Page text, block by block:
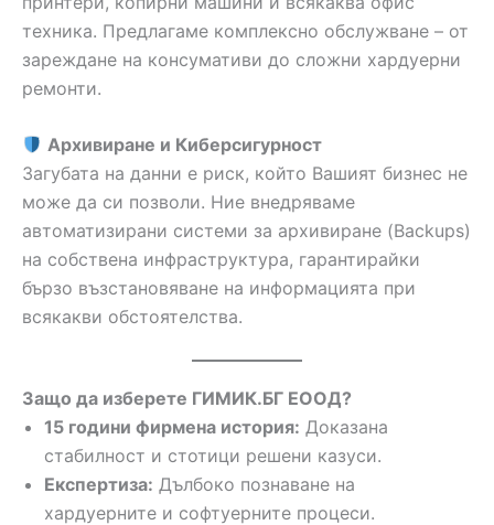
техника. Предлагаме комплексно обслужване – от
зареждане на консумативи до сложни хардуерни
ремонти.
Архивиране и Киберсигурност
Загубата на данни е риск, който Вашият бизнес не
може да си позволи. Ние внедряваме
автоматизирани системи за архивиране (Backups)
на собствена инфраструктура, гарантирайки
бързо възстановяване на информацията при
всякакви обстоятелства.
Защо да изберете ГИМИК.БГ ЕООД?
15 години фирмена история: Доказана
стабилност и стотици решени казуси.
Експертиза: Дълбоко познаване на
хардуерните и софтуерните процеси.